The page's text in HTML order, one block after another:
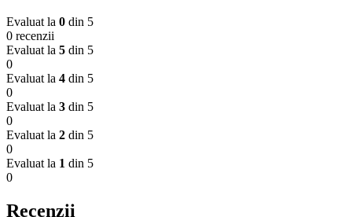
Evaluat la 0 din 5
0 recenzii
Evaluat la 5 din 5
0
Evaluat la 4 din 5
0
Evaluat la 3 din 5
0
Evaluat la 2 din 5
0
Evaluat la 1 din 5
0
Recenzii